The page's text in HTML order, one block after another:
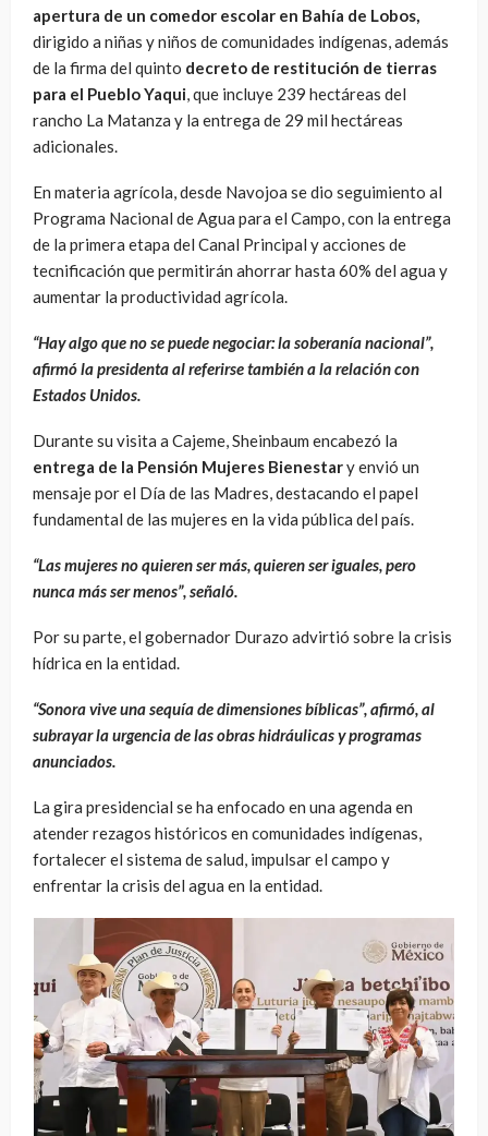
apertura de un comedor escolar en Bahía de Lobos,
dirigido a niñas y niños de comunidades indígenas, además
de la firma del quinto decreto de restitución de tierras
para el Pueblo Yaqui, que incluye 239 hectáreas del
rancho La Matanza y la entrega de 29 mil hectáreas
adicionales.
En materia agrícola, desde Navojoa se dio seguimiento al
Programa Nacional de Agua para el Campo, con la entrega
de la primera etapa del Canal Principal y acciones de
tecnificación que permitirán ahorrar hasta 60% del agua y
aumentar la productividad agrícola.
“Hay algo que no se puede negociar: la soberanía nacional”,
afirmó la presidenta al referirse también a la relación con
Estados Unidos.
Durante su visita a Cajeme, Sheinbaum encabezó la
entrega de la Pensión Mujeres Bienestary envió un
mensaje por el Día de las Madres, destacando el papel
fundamental de las mujeres en la vida pública del país.
“Las mujeres no quieren ser más, quieren ser iguales, pero
nunca más ser menos”, señaló.
Por su parte, el gobernador Durazo advirtió sobre la crisis
hídrica en la entidad.
“Sonora vive una sequía de dimensiones bíblicas”, afirmó, al
subrayar la urgencia de las obras hidráulicas y programas
anunciados.
La gira presidencial se ha enfocado en una agenda en
atender rezagos históricos en comunidades indígenas,
fortalecer el sistema de salud, impulsar el campo y
enfrentar la crisis del agua en la entidad.